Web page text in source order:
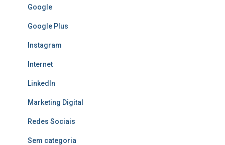
Google
Google Plus
Instagram
Internet
LinkedIn
Marketing Digital
Redes Sociais
Sem categoria